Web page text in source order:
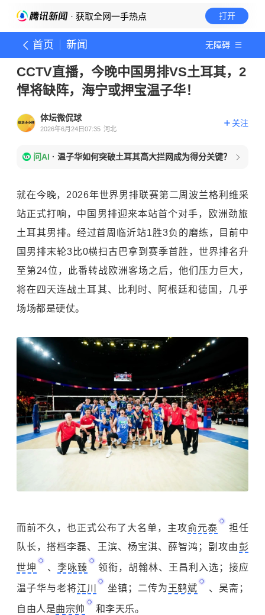
· 获取全网一手热点 打开
首页 新闻 无障碍
CCTV直播，今晚中国男排VS土耳其，2
悍将缺阵，海宁或押宝温子华！
体坛微侃球
2026年6月24日07:35 河北
关注
问AI · 温子华如何突破土耳其高大拦网成为得分关键？
就在今晚，2026年世界男排联赛第二周波兰格利维采
站正式打响，中国男排迎来本站首个对手，欧洲劲旅
土耳其男排。经过首周临沂站1胜3负的磨练，目前中
国男排末轮3比0横扫古巴拿到赛季首胜，世界排名升
至第24位，此番转战欧洲客场之后，他们压力巨大，
将在四天连战土耳其、比利时、阿根廷和德国，几乎
场场都是硬仗。
而前不久，也正式公布了大名单，主攻俞元泰
担任
队长，搭档李磊、王滨、杨宝淇、薛智鸿；副攻由彭
世坤 、李咏臻 领衔，胡翰林、王昌利入选；接应
温子华与老将江川 坐镇；二传为 王鹤斌 、吴斋；
自由人是曲宗帅 和李天乐。